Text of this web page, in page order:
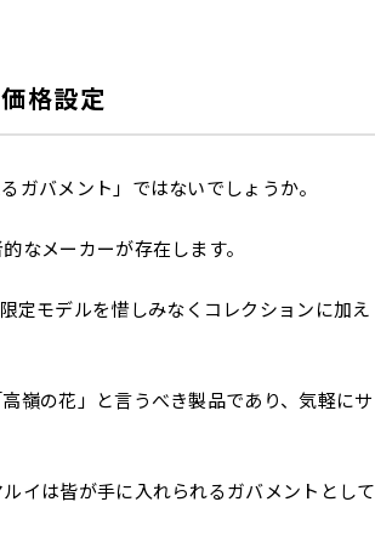
格設定
ガバメント」ではないでしょうか。
なメーカーが存在します。
定モデルを惜しみなくコレクションに加え
嶺の花」と言うべき製品であり、気軽にサ
イは皆が手に入れられるガバメントとして